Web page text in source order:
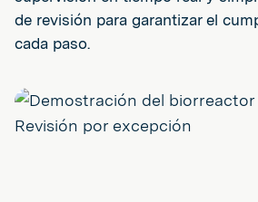
de revisión para garantizar el
cada paso.